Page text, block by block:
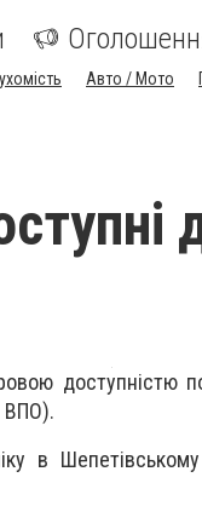
Авто / Мото
доступністю
ВПО).
в